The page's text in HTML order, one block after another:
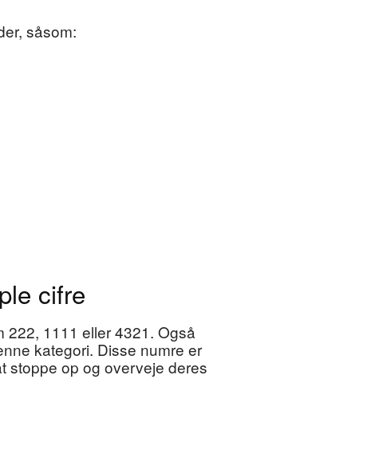
såsom:
cifre
222, 1111 eller 4321. Også
kategori. Disse numre er
stoppe op og overveje deres